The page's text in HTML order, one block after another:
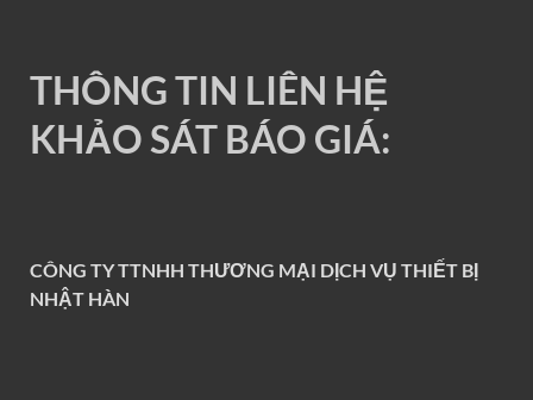
THÔNG TIN LIÊN HỆ
KHẢO SÁT BÁO GIÁ:
CÔNG TY TTNHH THƯƠNG MẠI DỊCH VỤ THIẾT BỊ
NHẬT HÀN